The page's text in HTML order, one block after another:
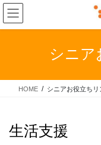
コ
ン
テ
ス
ナ
ビ
ゲ
ン
シニア
HOME シニアお役立ちリ
生活支援